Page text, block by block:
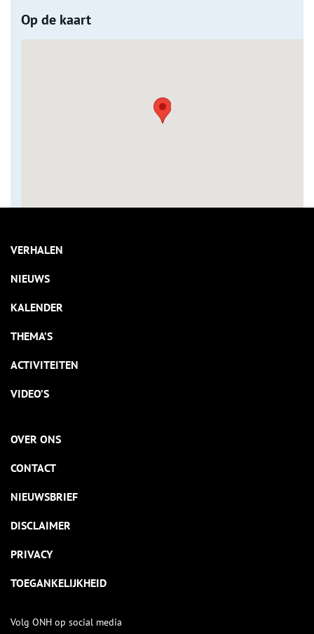
Op de kaart
VERHALEN
NIEUWS
KALENDER
THEMA’S
ACTIVITEITEN
VIDEO’S
OVER ONS
CONTACT
NIEUWSBRIEF
DISCLAIMER
PRIVACY
TOEGANKELIJKHEID
Volg ONH op social media